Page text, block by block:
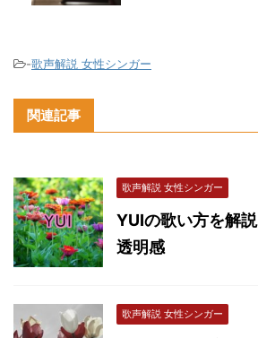
-歌声解説 女性シンガー
関連記事
歌声解説 女性シンガー
YUIの歌い方を解
透明感
歌声解説 女性シンガー